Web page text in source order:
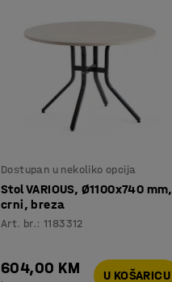
Dostupan u nekoliko opcija
Stol VARIOUS, Ø1100x740 mm,
crni, breza
Art. br.:1183312
604,00 KM U KOŠARICU